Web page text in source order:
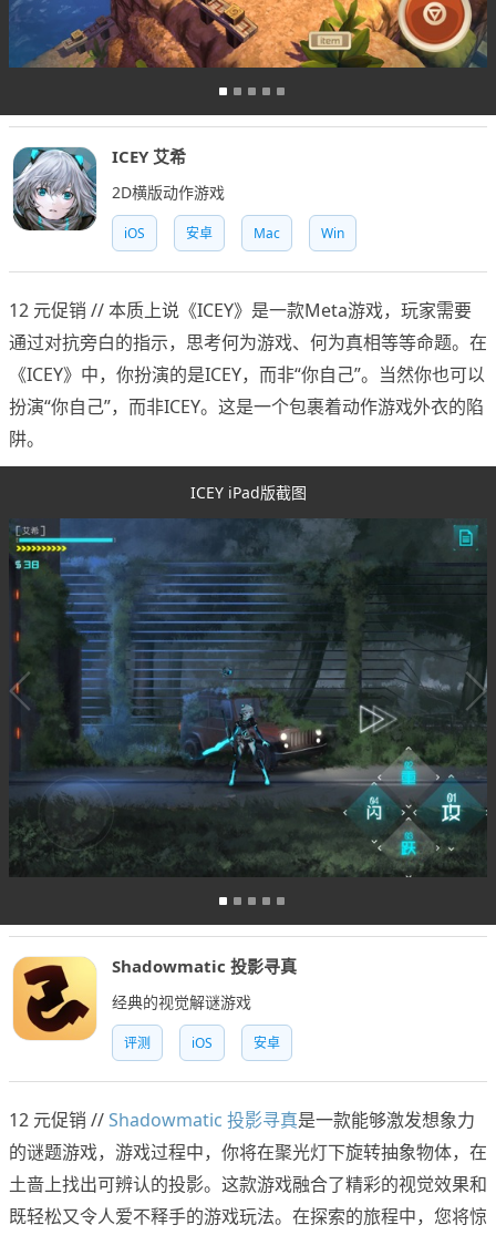
ICEY 艾希
2D横版动作游戏
iOS 安卓 Mac Win
12 元促销 // 本质上说《ICEY》是一款Meta游戏，玩家需要
通过对抗旁白的指示，思考何为游戏、何为真相等等命题。在
《ICEY》中，你扮演的是ICEY，而非“你自己”。当然你也可以
扮演“你自己”，而非ICEY。这是一个包裹着动作游戏外衣的陷
阱。
ICEY iPad版截图
Shadowmatic 投影寻真
经典的视觉解谜游戏
评测 iOS 安卓
12 元促销 //Shadowmatic 投影寻真是一款能够激发想象力
的谜题游戏，游戏过程中，你将在聚光灯下旋转抽象物体，在
土啬上找出可辨认的投影。这款游戏融合了精彩的视觉效果和
既轻松又令人爱不释手的游戏玩法。在探索的旅程中，您将惊